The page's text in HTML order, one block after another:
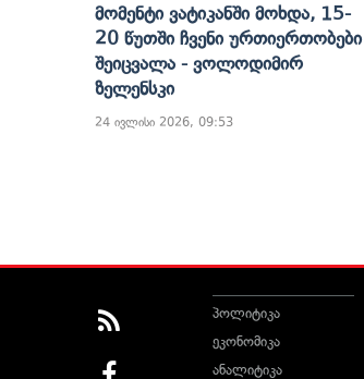
Მომენტი Ვატიკანში Მოხდა, 15-
20 Წუთში Ჩვენი Ურთიერთობები
Შეიცვალა - Ვოლოდიმირ
Ზელენსკი
24 ივლისი 2026, 09:53
პოლიტიკა
ეკონომიკა
ანალიტიკა